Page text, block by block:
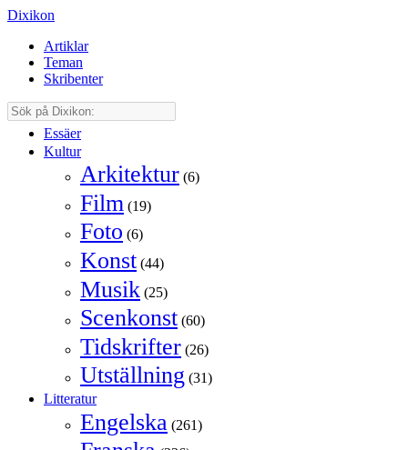
Dixikon
Artiklar
Teman
Skribenter
Essäer
Kultur
Arkitektur (6)
Film (19)
Foto (6)
Konst (44)
Musik (25)
Scenkonst (60)
Tidskrifter (26)
Utställning (31)
Litteratur
Engelska (261)